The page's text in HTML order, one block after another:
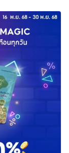
ว
CEO
ธุรกิจ
ยกวง
ธุรกิจ
ความ
หน้าไก่